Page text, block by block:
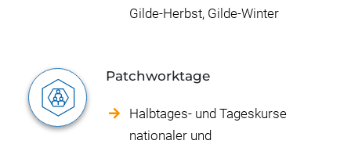
Gilde-Herbst, Gilde-Winter
Patchworktage
Halbtages- und Tageskurse
nationaler und